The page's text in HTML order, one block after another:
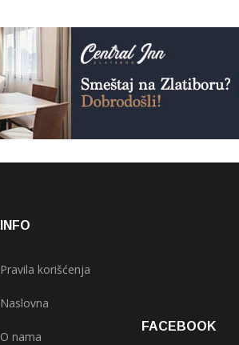
INFO
Pravila korišćenja
Naslovna
O nama
FACEBOOK